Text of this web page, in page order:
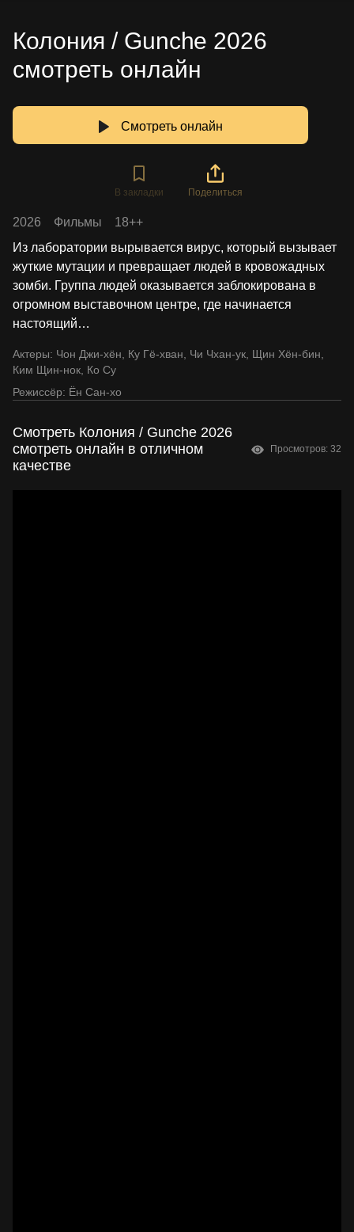
Колония / Gunche 2026
смотреть онлайн
Смотреть онлайн
В закладки Поделиться
2026 Фильмы
18++
Из лаборатории вырывается вирус, который вызывает
жуткие мутации и превращает людей в кровожадных
зомби. Группа людей оказывается заблокирована в
огромном выставочном центре, где начинается
настоящий…
Актеры: Чон Джи-хён, Ку Гё-хван, Чи Чхан-ук, Щин Хён-бин,
Ким Щин-нок, Ко Су
Режиссёр: Ён Сан-хо
Смотреть Колония / Gunche 2026
смотреть онлайн в отличном
качестве
Просмотров: 32